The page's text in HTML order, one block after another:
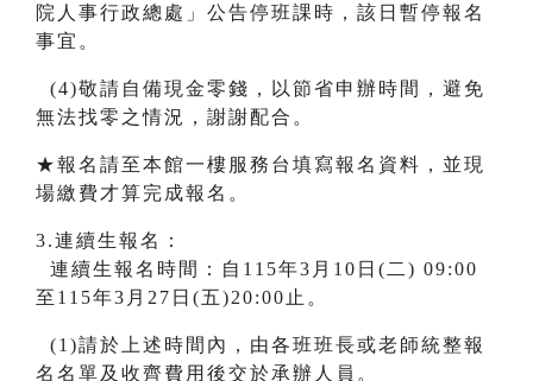
院人事行政總處」公告停班課時，該日暫停報名
事宜。
(4)敬請自備現金零錢，以節省申辦時間，避免
無法找零之情況，謝謝配合。
★報名請至本館一樓服務台填寫報名資料，並現
場繳費才算完成報名。
3.連續生報名：
連續生報名時間：自115年3月10日(二) 09:00
至115年3月27日(五)20:00止。
(1)請於上述時間內，由各班班長或老師統整報
名名單及收齊費用後交於承辦人員。